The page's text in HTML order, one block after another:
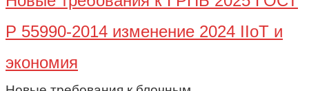
Р 55990-2014 изменение 2024 IIoT и
экономия